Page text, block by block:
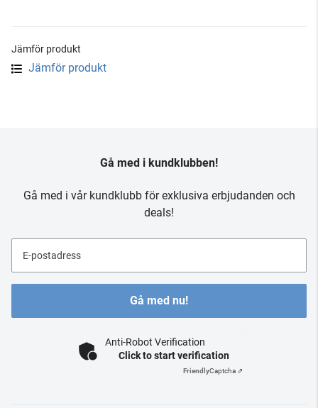
Jämför produkt
Jämför produkt
Gå med i kundklubben!
Gå med i vår kundklubb för exklusiva erbjudanden och
deals!
E-postadress
Gå med nu!
Anti-Robot Verification
Click to start verification
FriendlyCaptcha ⇗